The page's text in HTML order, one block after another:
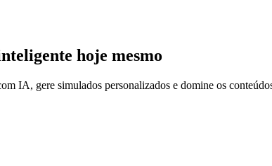
hoje mesmo
IA, gere simulados personalizados e domine os